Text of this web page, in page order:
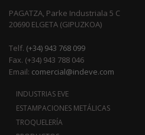
PAGATZA, Parke Industriala 5 C
20690 ELGETA (GIPUZKOA)
Telf. (+34) 943 768 099
Fax. (+34) 943 788 046
Email: comercial@indeve.com
INDUSTRIAS EVE
ESTAMPACIONES METÁLICAS
TROQUELERÍA